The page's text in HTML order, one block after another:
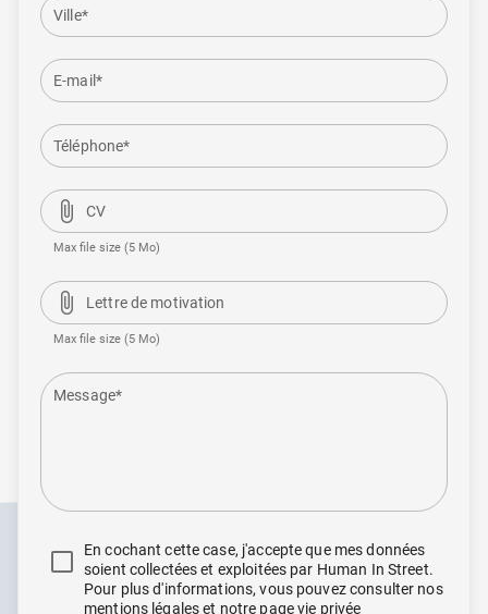
Ville*
E-mail*
Téléphone*
attach_file CV
Max file size (5 Mo)
attach_file Lettre de motivation
Max file size (5 Mo)
En cochant cette case, j'accepte que mes données
soient collectées et exploitées par Human In Street.
Pour plus d'informations, vous pouvez consulter nos
mentions légaleset notre page vie privée